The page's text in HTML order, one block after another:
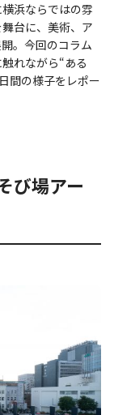
浜ならではの雰
台に、美術、ア
。今回のコラム
れながら“ある
間の様子をレポー
び場アー